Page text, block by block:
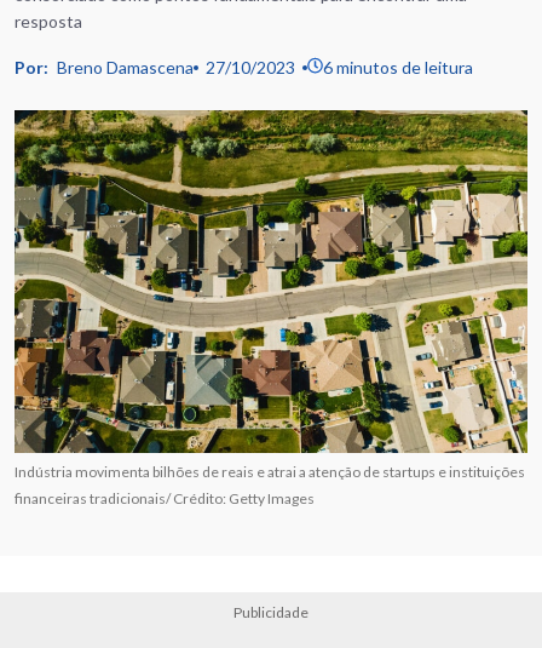
resposta
Por: Breno Damascena 27/10/2023 6 minutos de leitura
Indústria movimenta bilhões de reais e atrai a atenção de startups e instituições
financeiras tradicionais/ Crédito: Getty Images
Publicidade